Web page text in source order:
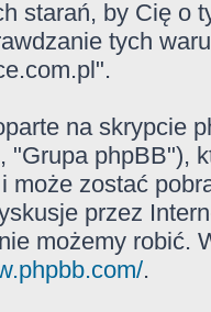
starań, by Cię o
tych
na skrypcie
"Grupa phpBB"),
może zostać
przez
możemy robić.
.